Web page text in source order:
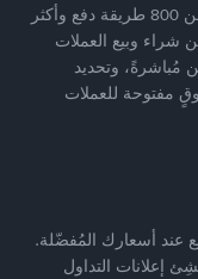
توفّر منصّة آمنة لتداول العملات الرقمية بأكثر من 800 طريقة دفع وأكثر
شراء وبيع العملات
مُباشرةً، وتحديد
مفتوحة للعملات
عند أسعارك المُفضّلة.
إعلانات التداول